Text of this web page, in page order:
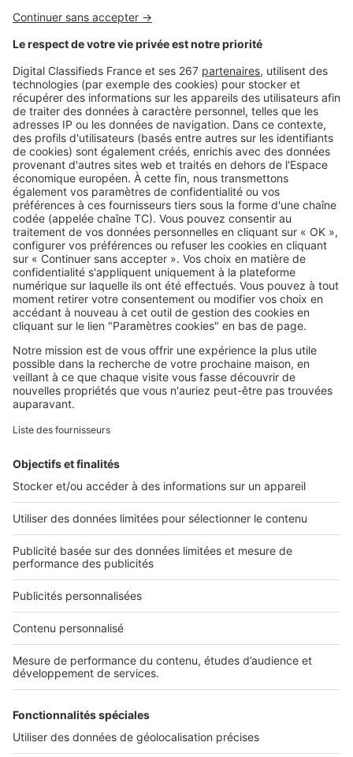
Image
Une ancienne chapelle anglaise
entièrement transformée en loft
luxueux
Image
Biens d'exception
Une magnifique chapelle
transformée en loft
SeLoger c'est aussi
Retrouvez-nous sur ...
L'ENTREPRISE
Nous contacter
Nous recrutons
NOS APPLICATIONS
Découvrez nos applications
Tous nos services pro
Accès client